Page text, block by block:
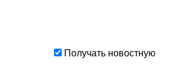
Получать новостную